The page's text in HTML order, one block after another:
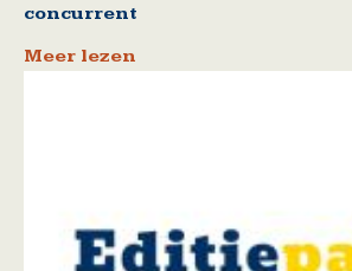
concurrent
Meer lezen